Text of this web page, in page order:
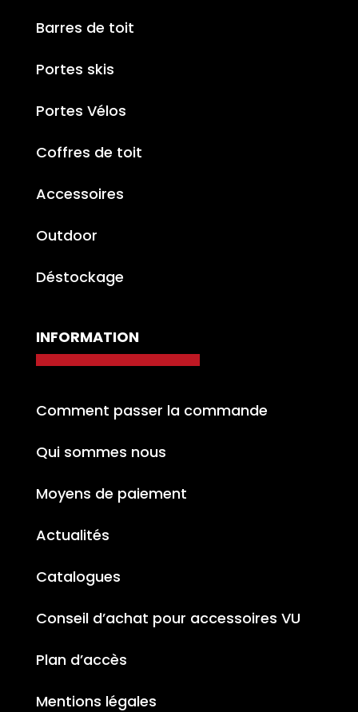
Barres de toit
Portes skis
Portes Vélos
Coffres de toit
Accessoires
Outdoor
Déstockage
INFORMATION
Comment passer la commande
Qui sommes nous
Moyens de paiement
Actualités
Catalogues
Conseil d’achat pour accessoires VU
Plan d’accès
Mentions légales